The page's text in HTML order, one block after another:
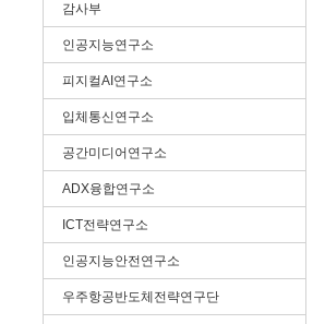
감사부
인공지능연구소
피지컬AI연구소
입체통신연구소
공간미디어연구소
ADX융합연구소
ICT전략연구소
인공지능안전연구소
우주항공반도체전략연구단